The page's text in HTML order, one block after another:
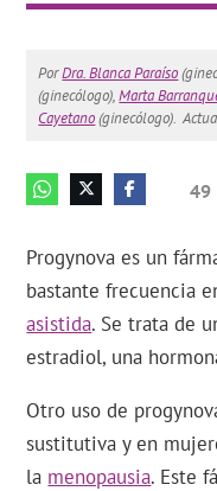
PorDra. Blanca Paraíso
(ginecólogo),Marta
Cayetano(ginecólogo).
49
Progynova es un
bastante frecuencia
asistida. Se trata de
estradiol, una
Otro uso de
sustitutiva y en
la menopausia. Este